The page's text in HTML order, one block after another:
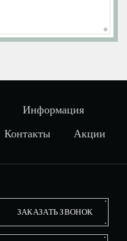
Информация
Контакты Акции
ЗАКАЗАТЬ ЗВОНОК